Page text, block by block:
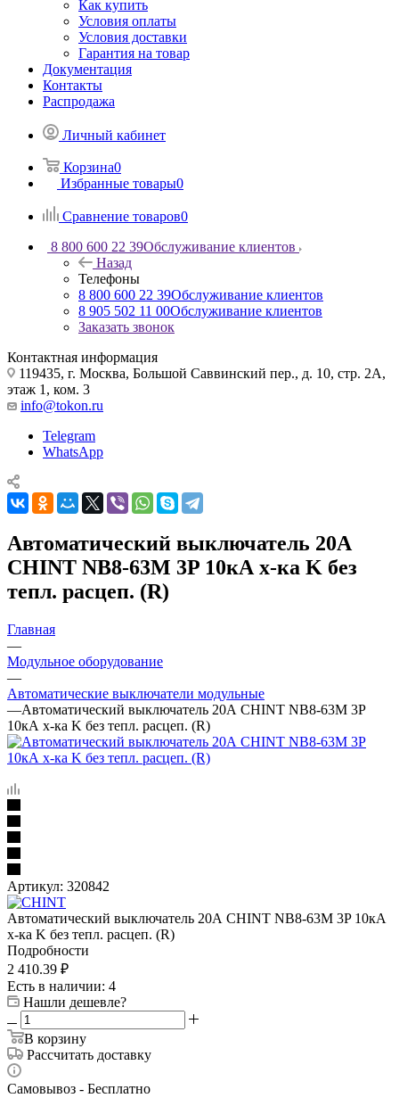
Как купить
Условия оплаты
Условия доставки
Гарантия на товар
Документация
Контакты
Распродажа
Личный кабинет
Корзина0
Избранные товары0
Сравнение товаров0
8 800 600 22 39Обслуживание клиентов
Назад
Телефоны
8 800 600 22 39Обслуживание клиентов
8 905 502 11 00Обслуживание клиентов
Заказать звонок
Контактная информация
119435, г. Москва, Большой Саввинский пер., д. 10, стр. 2А,
этаж 1, ком. 3
info@tokon.ru
Telegram
WhatsApp
Автоматический выключатель 20А
CHINT NB8-63M 3P 10кА х-ка K без
тепл. расцеп. (R)
Главная
—
Модульное оборудование
—
Автоматические выключатели модульные
—Автоматический выключатель 20А CHINT NB8-63M 3P
10кА х-ка K без тепл. расцеп. (R)
Артикул: 320842
Автоматический выключатель 20А CHINT NB8-63M 3P 10кА
х-ка K без тепл. расцеп. (R)
Подробности
2 410.39 ₽
Есть в наличии: 4
Нашли дешевле?
В корзину
Рассчитать доставку
Самовывоз - Бесплатно